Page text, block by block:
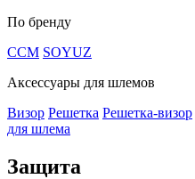
По бренду
CCM SOYUZ
Аксессуары для шлемов
Визор Решетка Решетка-визор
для шлема
Защита